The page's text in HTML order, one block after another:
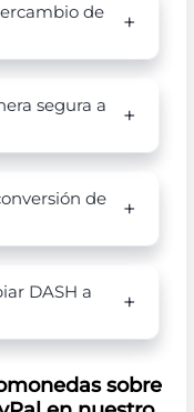
de
segura a
de
DASH a
sobre